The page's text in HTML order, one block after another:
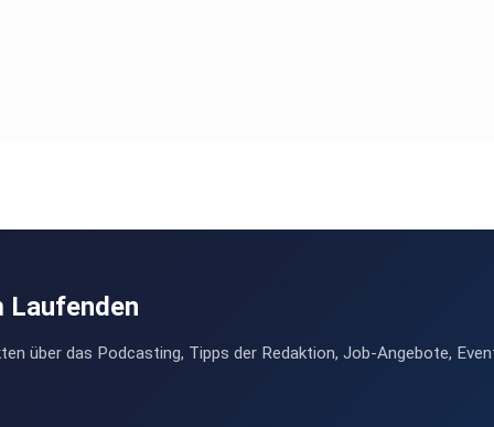
Laufenden
über das Podcasting, Tipps der Redaktion, Job-Angebote,